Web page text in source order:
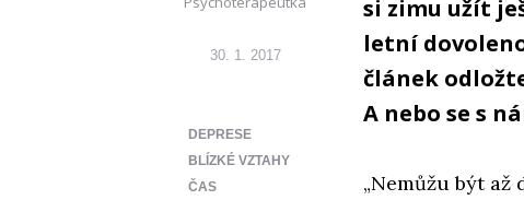
30. 1. 2017
DEPRESE
BLÍZKÉ VZTAHY
ČAS
si zimu užít
letní
článek
A nebo se s
„Nemůžu být až